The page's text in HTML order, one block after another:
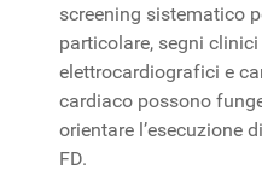
screening sistematico
particolare, segni
elettrocardiografici e
cardiaco possono
orientare l’esecuzione
FD.